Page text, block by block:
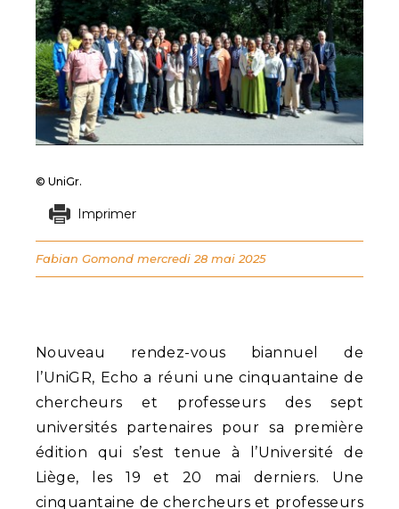
Nouveau rendez-vous biannuel de
l’UniGR, Echo a réuni une cinquantaine de
chercheurs et professeurs des sept
universités partenaires pour sa première
édition qui s’est tenue à l’Université de
Liège, les 19 et 20 mai derniers. Une
cinquantaine de chercheurs et professeurs
© UniGr.
Imprimer
Fabian Gomond mercredi 28 mai 2025